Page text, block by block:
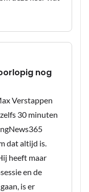
nog
Verstappen
30 minuten
dat altijd is.
heeft maar
en de
is er